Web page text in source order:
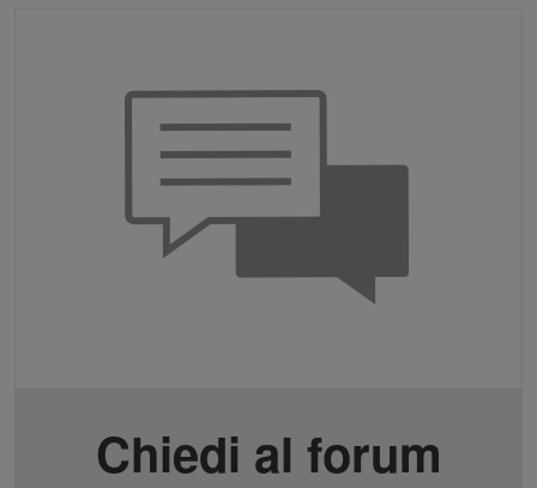
Chiedi al forum